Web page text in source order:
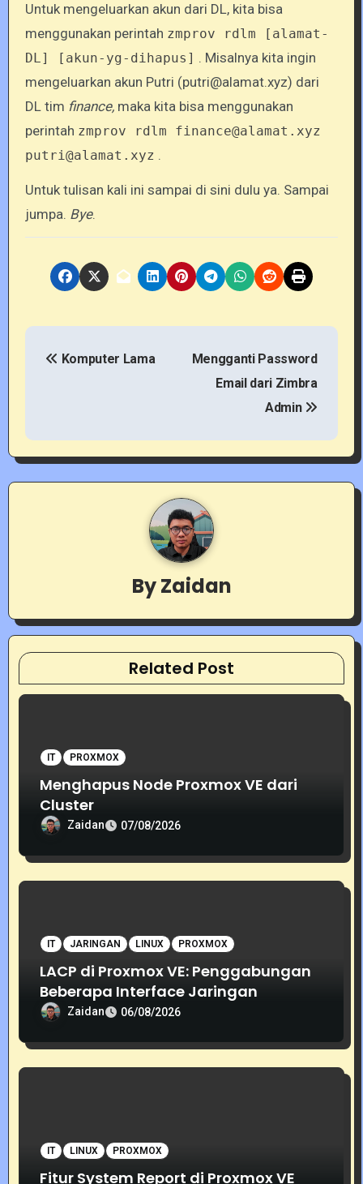
Untuk mengeluarkan akun dari DL, kita bisa
menggunakan perintah zmprov rdlm [alamat-
DL] [akun-yg-dihapus] . Misalnya kita ingin
mengeluarkan akun Putri (putri@alamat.xyz) dari
DL tim finance, maka kita bisa menggunakan
perintah zmprov rdlm finance@alamat.xyz
putri@alamat.xyz .
Untuk tulisan kali ini sampai di sini dulu ya. Sampai
jumpa. Bye.
P
t
n
a
t
i
n
Komputer Lama
Mengganti Password
Email dari Zimbra
Admin
ByZaidan
Related Post
IT PROXMOX
Menghapus Node Proxmox VE dari
Cluster
Zaidan 07/08/2026
IT JARINGAN LINUX PROXMOX
LACP di Proxmox VE: Penggabungan
Beberapa Interface Jaringan
Zaidan 06/08/2026
IT LINUX PROXMOX
Fitur System Report di Proxmox VE